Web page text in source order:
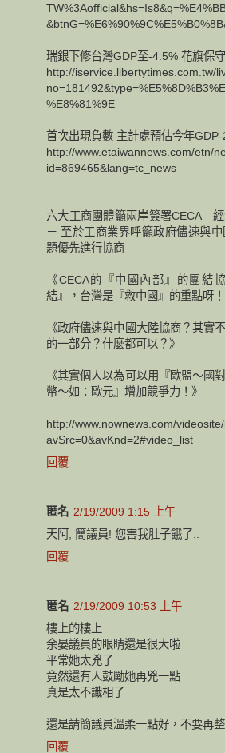
瑞銀下修台灣GDP至-4.5% 花旗保
http://iservice.libertytimes.com.tw/
%E8%81%9E
首次出現負數 主計處預估今年
http://www.etaiwannews.com/etn/
id=869465&lang=tc_news
六大工商團體籲兩岸簽署CECA
－ 至於工商業界呼籲政府儘速與
題優先進行協商
《CECA的『中國內部』的團結
結』，台灣是『救中國』的重點呀！
《政府儘速與中國大陸協商？其實
的一部分？什麼都可以？》
《其實個人以為可以用『歐盟～國
幣～如：歐元』增加競爭力！》
http://www.nownews.com/
avSrc=0&avKnd=2#video_list
回覆
匿名 2/19/2009 1:15 上午
天阿, 簡議員! 您害我肚子餓了..
回覆
匿名 2/19/2009 10:53 上午
樓上的樓上
余晏議員的眼睛還是很大啦
平常她太兇了
竟然還有人鼓勵她再兇一點
真是太不識相了
還是請簡議員溫柔一點好，不要再
回覆